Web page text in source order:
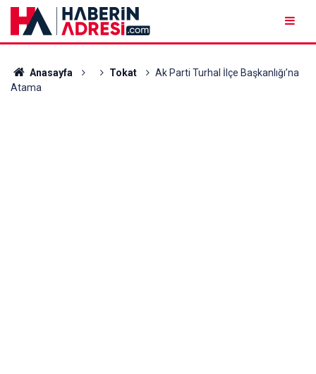
Anasayfa Tokat
Ak Parti Turhal İlçe Başkanlığı’na
Atama